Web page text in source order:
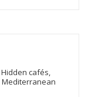
Hidden cafés,
Mediterranean